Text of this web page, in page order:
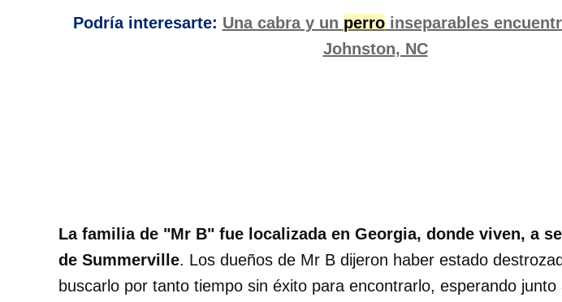
Podría interesarte: Una cabra y un perroinseparables
Johnston, NC
La familia de "Mr B" fue localizada en Georgia, donde viven, a
de Summerville. Los dueños de Mr B dijeron haber estado
buscarlo por tanto tiempo sin éxito para encontrarlo, esperando junto